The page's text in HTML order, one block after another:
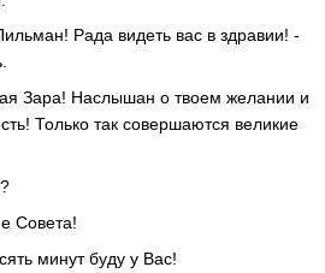
Рада видеть вас в здравии! -
Зара! Наслышан о твоем желании и
Только так совершаются великие
Совета!
минут буду у Вас!